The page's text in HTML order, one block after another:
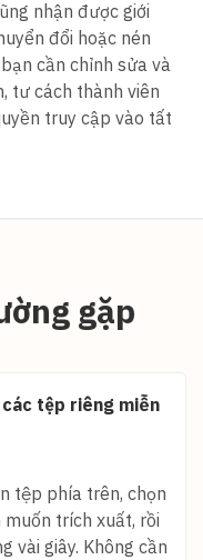
nhận được giới
đổi hoặc nén
cần chỉnh sửa và
tư cách thành viên
truy cập vào tất
gặp
tệp riêng miễn
tệp phía trên, chọn
trích xuất, rồi
vài giây. Không cần